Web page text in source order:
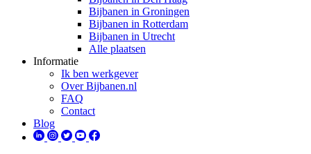
Bijbanen in Groningen
Bijbanen in Rotterdam
Bijbanen in Utrecht
Alle plaatsen
Informatie
Ik ben werkgever
Over Bijbanen.nl
FAQ
Contact
Blog